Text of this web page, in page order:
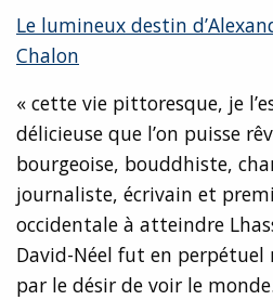
Le lumineux destin
Chalon
« cette vie pittoresque, je
délicieuse que l’on puisse
bourgeoise, bouddhiste,
journaliste, écrivain et
occidentale à atteindre
David-Néel fut en
par le désir de voir le monde.